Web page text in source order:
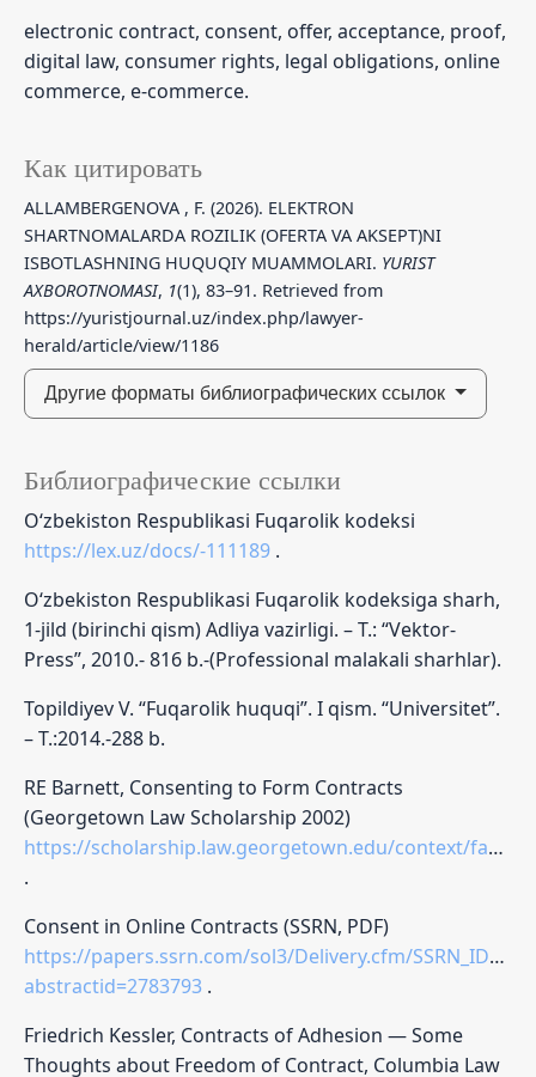
electronic contract, consent, offer, acceptance, proof,
digital law, consumer rights, legal obligations, online
commerce, e-commerce.
Как цитировать
ALLAMBERGENOVA , F. (2026). ELEKTRON
SHARTNOMALARDA ROZILIK (OFERTA VA AKSEPT)NI
ISBOTLASHNING HUQUQIY MUAMMOLARI. YURIST
AXBOROTNOMASI, 1(1), 83–91. Retrieved from
https://yuristjournal.uz/index.php/lawyer-
herald/article/view/1186
Другие форматы библиографических ссылок
Библиографические ссылки
O‘zbekiston Respublikasi Fuqarolik kodeksi
https://lex.uz/docs/-111189 .
O‘zbekiston Respublikasi Fuqarolik kodeksiga sharh,
1-jild (birinchi qism) Adliya vazirligi. – T.: “Vektor-
Press”, 2010.- 816 b.-(Professional malakali sharhlar).
Topildiyev V. “Fuqarolik huquqi”. I qism. “Universitet”.
– T.:2014.-288 b.
RE Barnett, Consenting to Form Contracts
(Georgetown Law Scholarship 2002)
https://scholarship.law.georgetown.edu/context/facpub/article/1037/
.
Consent in Online Contracts (SSRN, PDF)
https://papers.ssrn.com/sol3/Delivery.cfm/
abstractid=2783793 .
Friedrich Kessler, Contracts of Adhesion — Some
Thoughts about Freedom of Contract, Columbia Law